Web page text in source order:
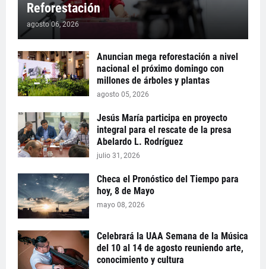
Reforestación
agosto 06, 2026
Anuncian mega reforestación a nivel
nacional el próximo domingo con
millones de árboles y plantas
agosto 05, 2026
Jesús María participa en proyecto
integral para el rescate de la presa
Abelardo L. Rodríguez
julio 31, 2026
Checa el Pronóstico del Tiempo para
hoy, 8 de Mayo
mayo 08, 2026
Celebrará la UAA Semana de la Música
del 10 al 14 de agosto reuniendo arte,
conocimiento y cultura